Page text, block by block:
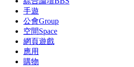
手遊
公會Group
空間Space
網頁遊戲
應用
購物